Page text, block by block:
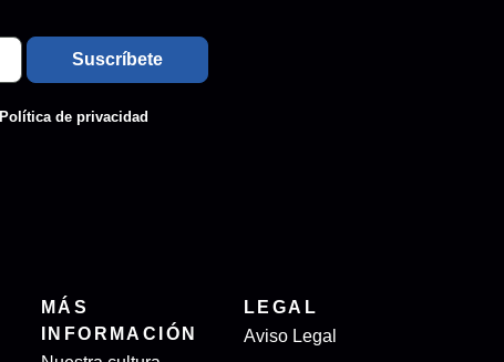
Política de privacidad
MÁS
INFORMACIÓN
LEGAL
Aviso Legal